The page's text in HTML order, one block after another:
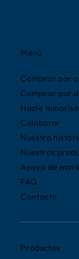
Menú
Comprar por
Comprar por
Hazte
Colaborar
Nuestra
Nuestros
Apoyo de
FAQ
Contacto
Productos